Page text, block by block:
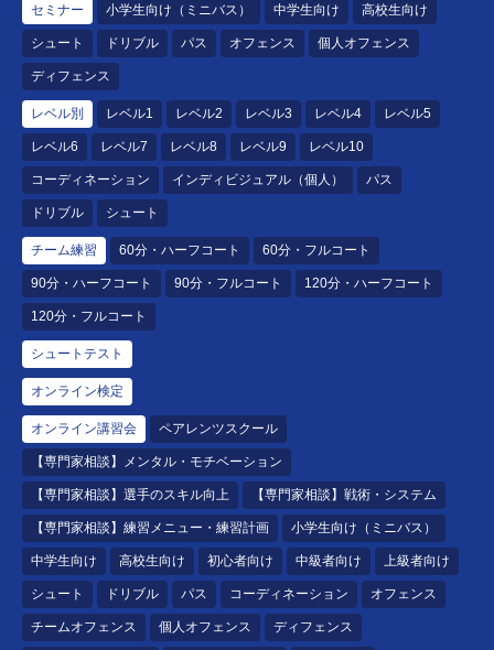
セミナー 小学生向け（ミニバス） 中学生向け 高校生向け
シュート ドリブル パス オフェンス 個人オフェンス
ディフェンス
レベル別 レベル1 レベル2 レベル3 レベル4 レベル5
レベル6 レベル7 レベル8 レベル9 レベル10
コーディネーション インディビジュアル（個人） パス
ドリブル シュート
チーム練習 60分・ハーフコート 60分・フルコート
90分・ハーフコート 90分・フルコート 120分・ハーフコート
120分・フルコート
シュートテスト
オンライン検定
オンライン講習会 ペアレンツスクール
【専門家相談】メンタル・モチベーション
【専門家相談】選手のスキル向上 【専門家相談】戦術・システム
【専門家相談】練習メニュー・練習計画 小学生向け（ミニバス）
中学生向け 高校生向け 初心者向け 中級者向け 上級者向け
シュート ドリブル パス コーディネーション オフェンス
チームオフェンス 個人オフェンス ディフェンス